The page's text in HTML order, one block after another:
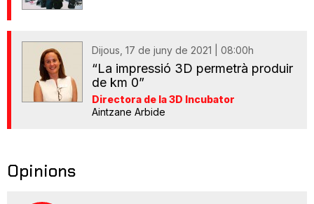
Dijous, 17 de juny de 2021 | 08:00h
“La impressió 3D permetrà produir
de km 0”
Directora de la 3D Incubator
Aintzane Arbide
Opinions